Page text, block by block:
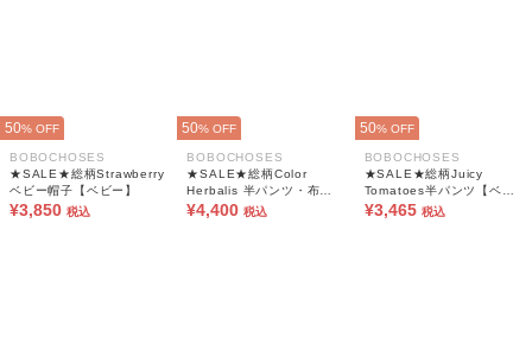
50% OFF
BOBOCHOSES
★SALE★総柄Strawberry
ベビー帽子【ベビー】
¥3,850 税込
50% OFF
BOBOCHOSES
★SALE★総柄Color
Herbalis 半パンツ・布帛
【ベビー】
¥4,400 税込
50% OFF
BOBOCHOSES
★SALE★総柄Juicy
Tomatoes半パンツ【ベビ
ー】
¥3,465 税込